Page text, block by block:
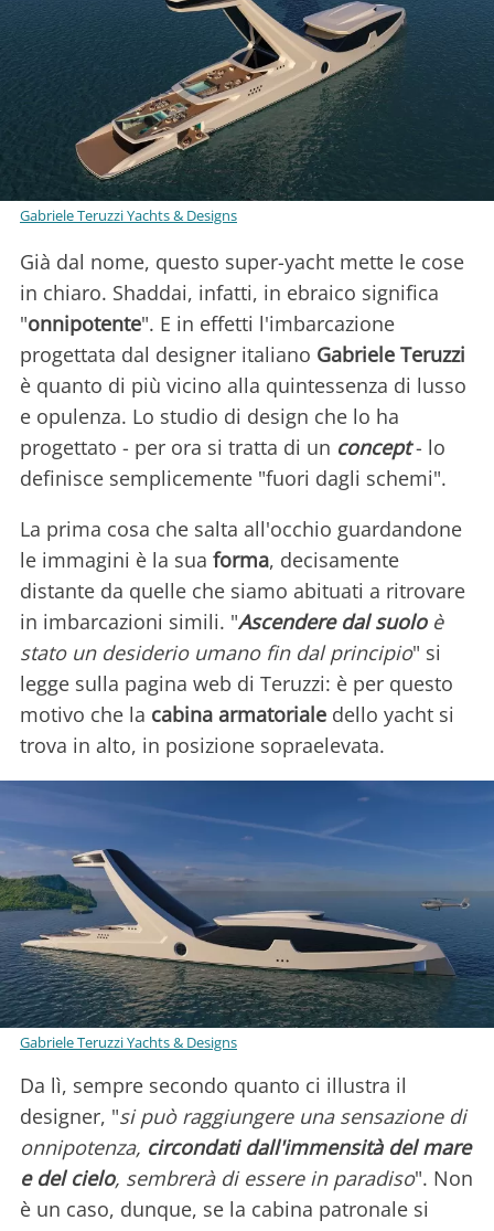
Gabriele Teruzzi Yachts & Designs
Già dal nome, questo super-yacht mette le cose
in chiaro. Shaddai, infatti, in ebraico significa
"onnipotente". E in effetti l'imbarcazione
progettata dal designer italiano Gabriele Teruzzi
è quanto di più vicino alla quintessenza di lusso
e opulenza. Lo studio di design che lo ha
progettato - per ora si tratta di un concept - lo
definisce semplicemente "fuori dagli schemi".
La prima cosa che salta all'occhio guardandone
le immagini è la sua forma, decisamente
distante da quelle che siamo abituati a ritrovare
in imbarcazioni simili. "Ascendere dal suoloè
stato un desiderio umano fin dal principio" si
legge sulla pagina web di Teruzzi: è per questo
motivo che la cabina armatoriale dello yacht si
trova in alto, in posizione sopraelevata.
Gabriele Teruzzi Yachts & Designs
Da lì, sempre secondo quanto ci illustra il
designer, "si può raggiungere una sensazione di
onnipotenza, circondati dall'immensità del mare
e del cielo, sembrerà di essere in paradiso". Non
è un caso, dunque, se la cabina patronale si